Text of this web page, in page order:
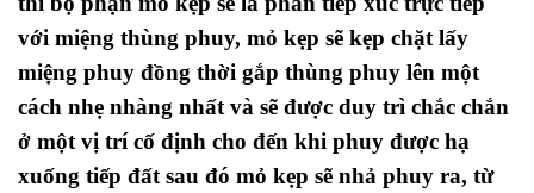
với miệng thùng phuy, mỏ kẹp sẽ kẹp chặt lấy
miệng phuy đồng thời gắp thùng phuy lên một
cách nhẹ nhàng nhất và sẽ được duy trì chắc chắn
ở một vị trí cố định cho đến khi phuy được hạ
xuống tiếp đất sau đó mỏ kẹp sẽ nhả phuy ra, từ